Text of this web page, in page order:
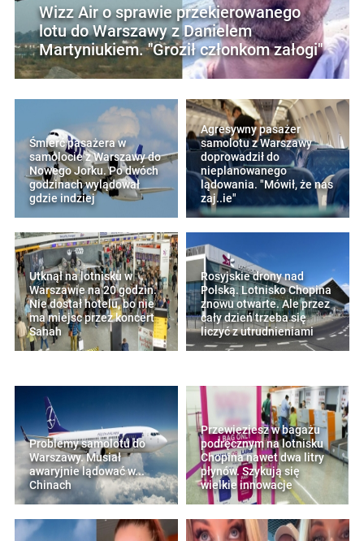
Wizz Air o sprawie przekierowanego
lotu do Warszawy z Danielem
Martyniukiem. "Groził członkom załogi"
Śmierć pasażera w
samolocie z Warszawy do
Nowego Jorku. Po dwóch
godzinach wylądował
gdzie indziej
Agresywny pasażer
samolotu z Warszawy
doprowadził do
nieplanowanego
lądowania. "Mówił, że nas
zaj..ie"
Utknął na lotnisku w
Warszawie na 20 godzin.
Nie dostał hotelu, bo nie
ma miejsc przez koncert
Sanah
Rosyjskie drony nad
Polską. Lotnisko Chopina
znowu otwarte. Ale przez
cały dzień trzeba się
liczyć z utrudnieniami
Problemy samolotu do
Warszawy. Musiał
awaryjnie lądować w...
Chinach
Przewieziesz w bagażu
podręcznym na lotnisku
Chopina nawet dwa litry
płynów. Szykują się
wielkie innowacje